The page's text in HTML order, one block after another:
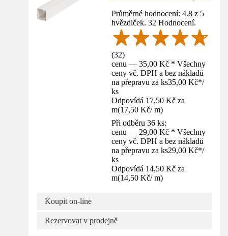
Průměrné hodnocení: 4.8 z 5
hvězdiček. 32 Hodnocení.
(32)
cenu — 35,00 Kč * Všechny
ceny vč. DPH a bez nákladů
na přepravu za ks35,00 Kč*/
ks
Odpovídá 17,50 Kč za
m(17,50 Kč/ m)
Při odběru 36 ks:
cenu — 29,00 Kč * Všechny
ceny vč. DPH a bez nákladů
na přepravu za ks29,00 Kč*/
ks
Odpovídá 14,50 Kč za
m(14,50 Kč/ m)
Koupit on-line
Rezervovat v prodejně